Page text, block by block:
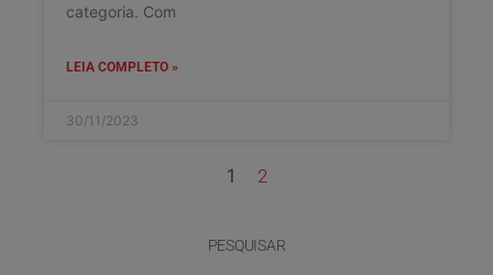
categoria. Com
LEIA COMPLETO »
30/11/2023
1 2
PESQUISAR